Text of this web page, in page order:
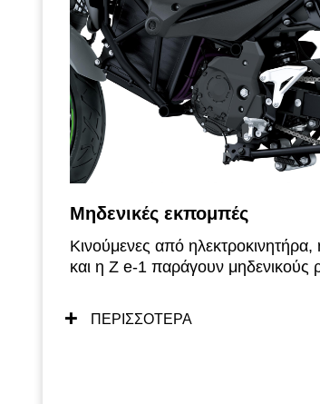
ευχάριστος για τον αναβάτη
ηλεκτροκινητήρας είναι επίσης
αθόρυβος.
Μηδενικές εκπομπές
Κινούμενες από
και η Z e-1 παράγουν μηδενικούς
ΠΕΡΙΣΣΟΤΕΡΑ